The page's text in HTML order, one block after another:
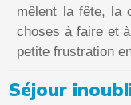
mêlent la fête, la
choses à faire et
petite frustration
Séjour